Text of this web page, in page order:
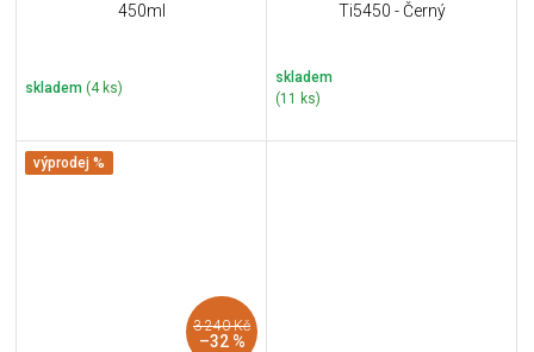
450ml
skladem (4 ks)
Ti5450 - Černý
skladem
(11 ks)
výprodej %
3 240 Kč
–32 %